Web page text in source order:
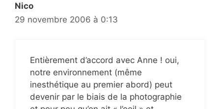
Nico
29 novembre 2006 à 0:13
Entièrement d’accord avec Anne ! oui,
notre environnement (même
inesthétique au premier abord) peut
devenir par le biais de la photographie